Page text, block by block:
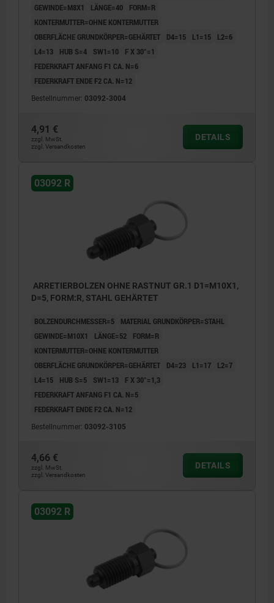
GEWINDE=M8X1
LÄNGE=40
FORM=R
KONTERMUTTER=OHNE KONTERMUTTER
OBERFLÄCHE GRUNDKÖRPER=GEHÄRTET
D4=15 L1=15
L2=6
L4=13
HUB S=4 SW1=10
F X 30°=1
FEDERKRAFT ANFANG F1 CA. N=6
FEDERKRAFT ENDE F2 CA. N=12
Bestellnummer: 03092-3004
4,91 €
zzgl. MwSt.
zzgl. Versandkosten
DETAILS
03092 R
ARRETIERBOLZEN OHNE RASTNUT GR.1 D1=M10X1,
D=5, FORM:R, STAHL GEHÄRTET
BOLZENDURCHMESSER=5
MATERIAL GRUNDKÖRPER=STAHL
GEWINDE=M10X1
LÄNGE=52
FORM=R
KONTERMUTTER=OHNE KONTERMUTTER
OBERFLÄCHE GRUNDKÖRPER=GEHÄRTET
D4=23 L1=17
L2=7
L4=15
HUB S=5 SW1=13
F X 30°=1,3
FEDERKRAFT ANFANG F1 CA. N=5
FEDERKRAFT ENDE F2 CA. N=12
Bestellnummer: 03092-3105
4,66 €
zzgl. MwSt.
zzgl. Versandkosten
DETAILS
03092 R